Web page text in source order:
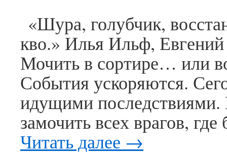
«Шура, голубчик,
кво.» Илья Ильф,
Мочить в сортире… или
События ускоряются.
идущими последствиями.
замочить всех врагов,
Читать далее →